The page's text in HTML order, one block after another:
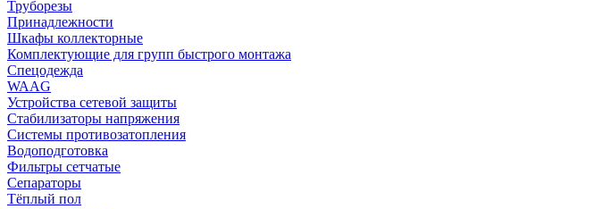
Труборезы
Принадлежности
Шкафы коллекторные
Комплектующие для групп быстрого монтажа
Спецодежда
WAAG
Устройства сетевой защиты
Стабилизаторы напряжения
Системы противозатопления
Водоподготовка
Фильтры сетчатые
Сепараторы
Тёплый пол